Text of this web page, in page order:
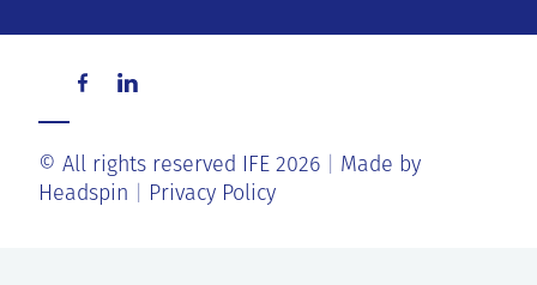
© All rights reserved IFE 2026
Made by
Headspin
Privacy Policy